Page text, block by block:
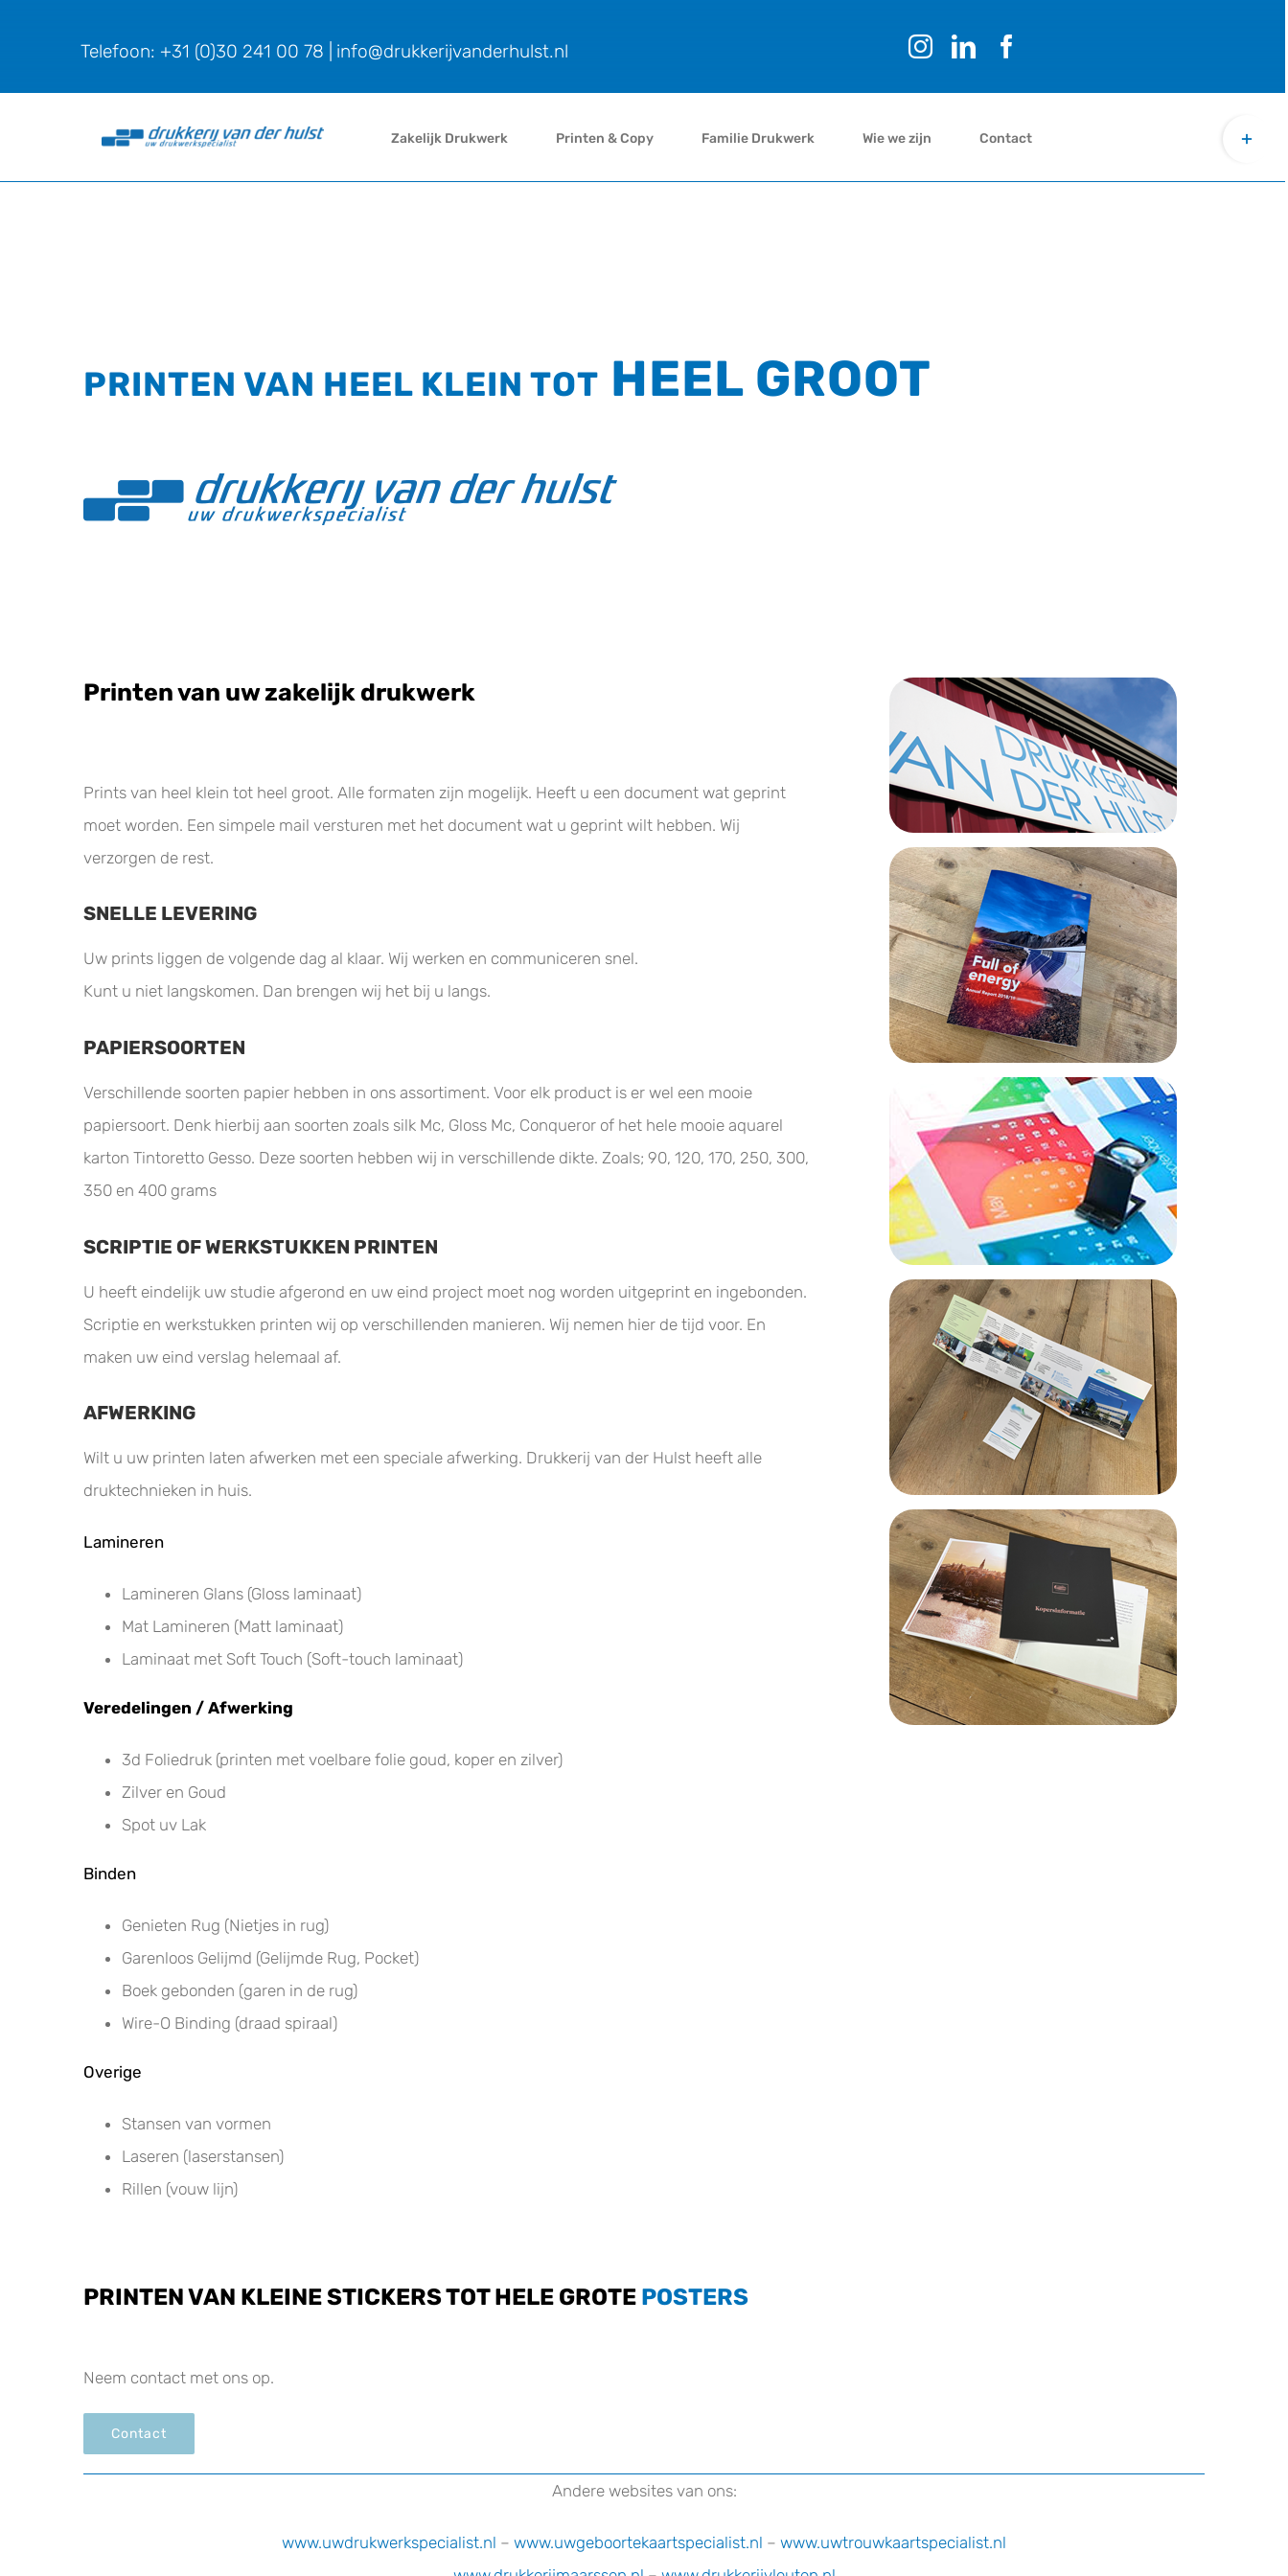
Telefoon: +31 (0)30 241 00 78 info@drukkerijvanderhulst.nl
Zakelijk Drukwerk Printen & Copy Familie Drukwerk Wie we zijn Contact
PRINTEN VAN HEEL KLEIN TOT HEEL GROOT
Printen van uw zakelijk drukwerk
Prints van heel klein tot heel groot. Alle formaten zijn mogelijk. Heeft u een document wat geprint
moet worden. Een simpele mail versturen met het document wat u geprint wilt hebben. Wij
verzorgen de rest.
SNELLE LEVERING
Uw prints liggen de volgende dag al klaar. Wij werken en communiceren snel.
Kunt u niet langskomen. Dan brengen wij het bij u langs.
PAPIERSOORTEN
Verschillende soorten papier hebben in ons assortiment. Voor elk product is er wel een mooie
papiersoort. Denk hierbij aan soorten zoals silk Mc, Gloss Mc, Conqueror of het hele mooie aquarel
karton Tintoretto Gesso. Deze soorten hebben wij in verschillende dikte. Zoals; 90, 120, 170, 250, 300,
350 en 400 grams
SCRIPTIE OF WERKSTUKKEN PRINTEN
U heeft eindelijk uw studie afgerond en uw eind project moet nog worden uitgeprint en ingebonden.
Scriptie en werkstukken printen wij op verschillenden manieren. Wij nemen hier de tijd voor. En
maken uw eind verslag helemaal af.
AFWERKING
Wilt u uw printen laten afwerken met een speciale afwerking. Drukkerij van der Hulst heeft alle
druktechnieken in huis.
Lamineren
Lamineren Glans (Gloss laminaat)
Mat Lamineren (Matt laminaat)
Laminaat met Soft Touch (Soft-touch laminaat)
Veredelingen / Afwerking
3d Foliedruk (printen met voelbare folie goud, koper en zilver)
Zilver en Goud
Spot uv Lak
Binden
Genieten Rug (Nietjes in rug)
Garenloos Gelijmd (Gelijmde Rug, Pocket)
Boek gebonden (garen in de rug)
Wire-O Binding (draad spiraal)
Overige
Stansen van vormen
Laseren (laserstansen)
Rillen (vouw lijn)
PRINTEN VAN KLEINE STICKERS TOT HELE GROTE POSTERS
Neem contact met ons op.
Contact
Andere websites van ons:
www.uwdrukwerkspecialist.nl – www.uwgeboortekaartspecialist.nl – www.uwtrouwkaartspecialist.nl
Toggle